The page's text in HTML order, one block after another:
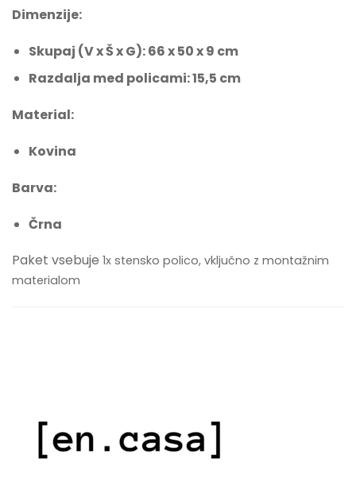
Dimenzije:
Skupaj (V x Š x G): 66 x 50 x 9 cm
Razdalja med policami: 15,5 cm
Material:
Kovina
Barva:
Črna
Paket vsebuje 1x stensko polico, vključno z montažnim
materialom